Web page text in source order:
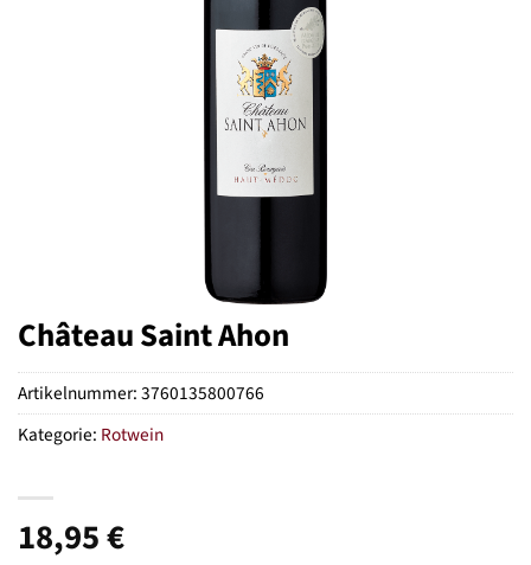
Château Saint Ahon
18,95€
Artikelnummer:3760135800766
Kategorie: Rotwein